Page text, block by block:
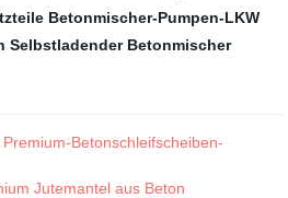
Betonmischer-Pumpen-LKW
Selbstladender Betonmischer
Betonschleifscheiben-
Jutemantel aus Beton